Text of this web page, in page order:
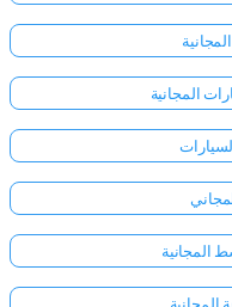
المجانية
المجانية